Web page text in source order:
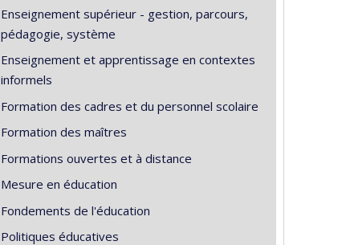
Enseignement supérieur - gestion, parcours,
pédagogie, système
Enseignement et apprentissage en contextes
informels
Formation des cadres et du personnel scolaire
Formation des maîtres
Formations ouvertes et à distance
Mesure en éducation
Fondements de l'éducation
Politiques éducatives